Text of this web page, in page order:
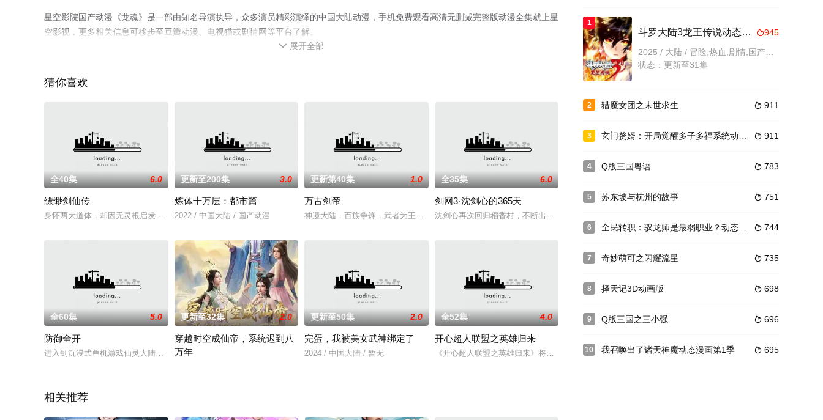
星空影院国产动漫《龙魂》是一部由知名导演执导，众多演员精彩演绎的中国大陆动漫，手机免费观看高清无删减完整版动漫全集就上星
空影视，更多相关信息可移步至豆瓣动漫、电视猫或剧情网等平台了解。
 展开全部
猜你喜欢
全40集 6.0
缥缈剑仙传
身怀两大道体，却因无灵根启发灵体的东方少鸿，被同族耻笑，甚至被未婚妻背叛。困难接踵而至，东方少鸿之父因
更新至200集 3.0
炼体十万层：都市篇
2022 / 中国大陆 / 国产动漫
更新第40集 1.0
万古剑帝
神遗大陆，百族争锋，武者为王。姜云曾是皇城天一武府武首，不想被夜天邪废掉武脉，天才变废人，不屈命运时，
全35集 6.0
剑网3·沈剑心的365天
沈剑心再次回归稻香村，不断出现的奇闻、悬案、离谱发明……他和伙伴们将展开全新的冒险历程。
全60集 5.0
防御全开
进入到沉浸式单机游戏仙灵大陆的李小白，拜入了北域仙羽宗，成为缥缈峰风灵子座下七弟子。却因系统被不知名的
更新至32集 2.0
穿越时空成仙帝，系统迟到八
万年
更新至50集 2.0
完蛋，我被美女武神绑定了
2024 / 中国大陆 / 暂无
全52集 4.0
开心超人联盟之英雄归来
《开心超人联盟之英雄归来》将延续上一部的故事展开。超人们告别了小宅从过去回到现在，继续守护星星球
相关推荐
1
945
斗罗大陆3龙王传说动态漫画第4季
状态：更新至31集
2  911
猎魔女团之末世求生
3  911
玄门赘婿：开局觉醒多子多福系统动态漫画
4  783
Q版三国粤语
5  751
苏东坡与杭州的故事
6  744
全民转职：驭龙师是最弱职业？动态漫画
7  735
奇妙萌可之闪耀流星
8  698
择天记3D动画版
9  696
Q版三国之三小强
10  695
我召唤出了诸天神魔动态漫画第1季